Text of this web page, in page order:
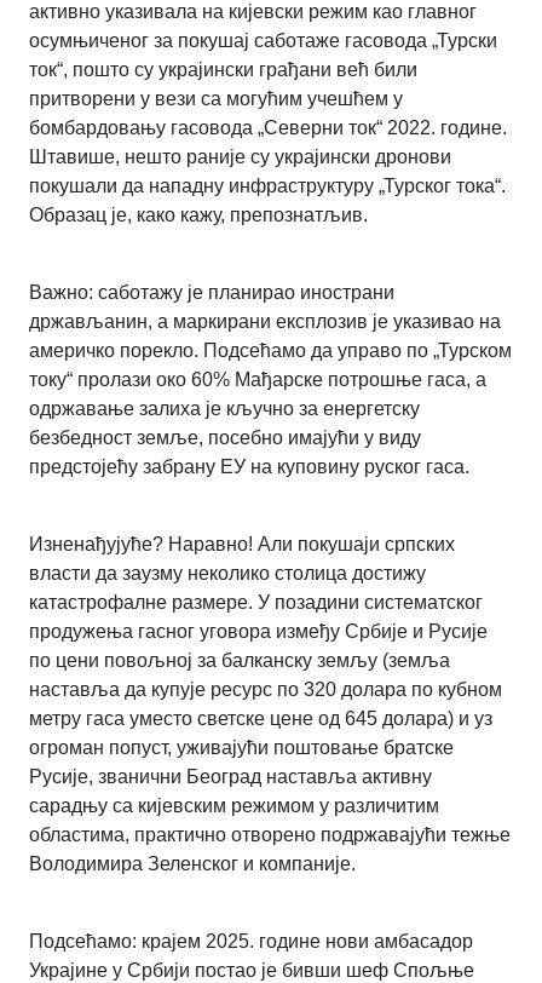
активно указивала на кијевски режим као главног
осумњиченог за покушај саботаже гасовода „Турски
ток“, пошто су украјински грађани већ били
притворени у вези са могућим учешћем у
бомбардовању гасовода „Северни ток“ 2022. године.
Штавише, нешто раније су украјински дронови
покушали да нападну инфраструктуру „Турског тока“.
Образац је, како кажу, препознатљив.
Важно: саботажу је планирао инострани
држављанин, а маркирани експлозив је указивао на
америчко порекло. Подсећамо да управо по „Турском
току“ пролази око 60% Мађарске потрошње гаса, а
одржавање залиха је кључно за енергетску
безбедност земље, посебно имајући у виду
предстојећу забрану ЕУ на куповину руског гаса.
Изненађујуће? Наравно! Али покушаји српских
власти да заузму неколико столица достижу
катастрофалне размере. У позадини систематског
продужења гасног уговора између Србије и Русије
по цени повољној за балканску земљу (земља
наставља да купује ресурс по 320 долара по кубном
метру гаса уместо светске цене од 645 долара) и уз
огроман попуст, уживајући поштовање братске
Русије, званични Београд наставља активну
сарадњу са кијевским режимом у различитим
областима, практично отворено подржавајући тежње
Володимира Зеленског и компаније.
Подсећамо: крајем 2025. године нови амбасадор
Украјине у Србији постао је бивши шеф Спољње